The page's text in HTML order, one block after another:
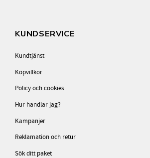
KUNDSERVICE
Kundtjänst
Köpvillkor
Policy och cookies
Hur handlar jag?
Kampanjer
Reklamation och retur
Sök ditt paket